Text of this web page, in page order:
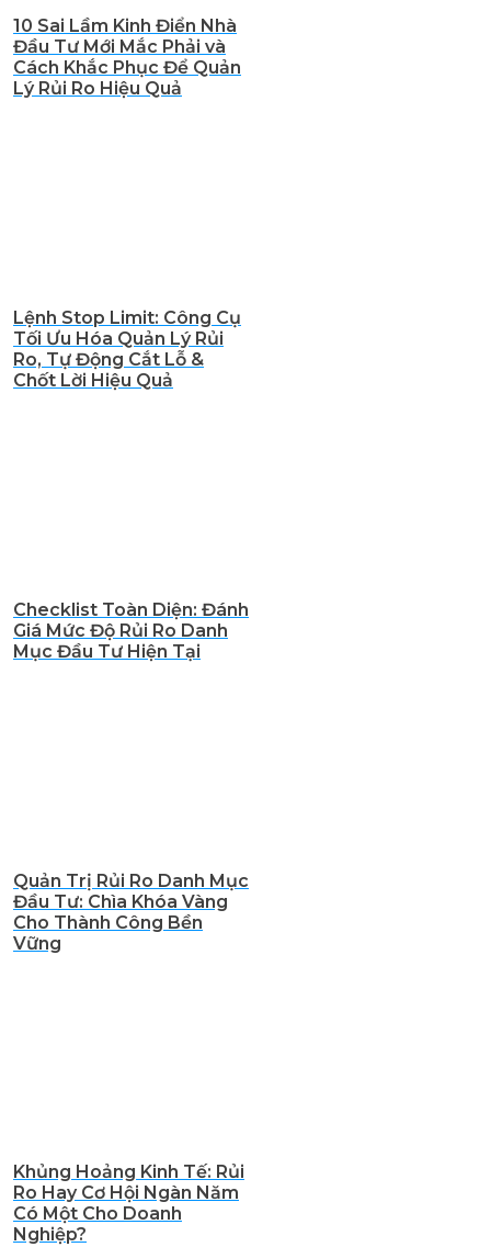
10 Sai Lầm Kinh Điển Nhà
Đầu Tư Mới Mắc Phải và
Cách Khắc Phục Để Quản
Lý Rủi Ro Hiệu Quả
Lệnh Stop Limit: Công Cụ
Tối Ưu Hóa Quản Lý Rủi
Ro, Tự Động Cắt Lỗ &
Chốt Lời Hiệu Quả
Checklist Toàn Diện: Đánh
Giá Mức Độ Rủi Ro Danh
Mục Đầu Tư Hiện Tại
Quản Trị Rủi Ro Danh Mục
Đầu Tư: Chìa Khóa Vàng
Cho Thành Công Bền
Vững
Khủng Hoảng Kinh Tế: Rủi
Ro Hay Cơ Hội Ngàn Năm
Có Một Cho Doanh
Nghiệp?